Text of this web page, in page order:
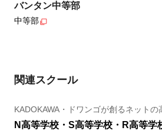
バンタン中等部
中等部
関連スクール
KADOKAWA・ドワンゴが創るネットの
N高等学校・S高等学校・R高等学